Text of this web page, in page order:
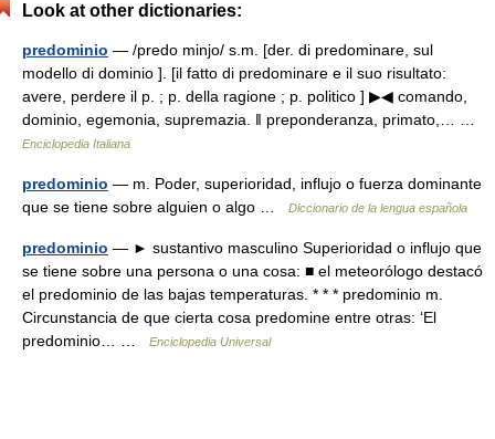
Look at other dictionaries:
predominio — /predo minjo/ s.m. [der. di predominare, sul
modello di dominio ]. [il fatto di predominare e il suo risultato:
avere, perdere il p. ; p. della ragione ; p. politico ] ▶◀ comando,
dominio, egemonia, supremazia. ‖ preponderanza, primato,… …
Enciclopedia Italiana
predominio — m. Poder, superioridad, influjo o fuerza dominante
que se tiene sobre alguien o algo …
Diccionario de la lengua española
predominio — ► sustantivo masculino Superioridad o influjo que
se tiene sobre una persona o una cosa: ■ el meteorólogo destacó
el predominio de las bajas temperaturas. * * * predominio m.
Circunstancia de que cierta cosa predomine entre otras: ‘El
predominio… …
Enciclopedia Universal